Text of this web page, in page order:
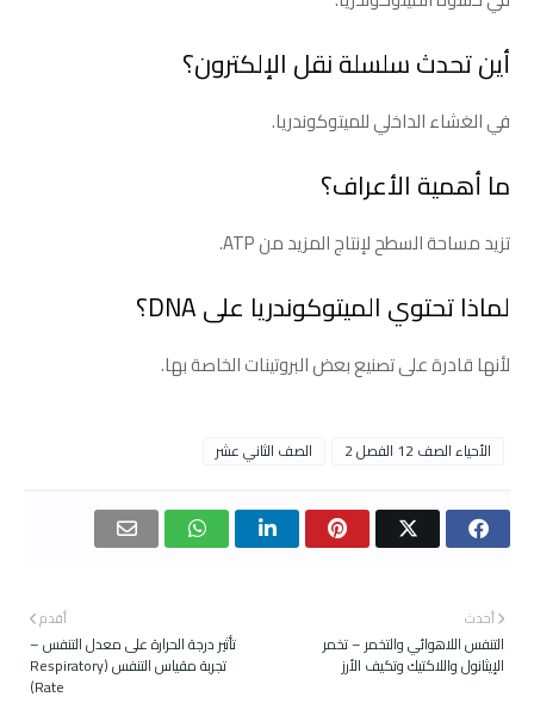
أين تحدث سلسلة نقل الإلكترون؟
في الغشاء الداخلي للميتوكوندريا.
ما أهمية الأعراف؟
تزيد مساحة السطح لإنتاج المزيد من ATP.
لماذا تحتوي الميتوكوندريا على DNA؟
لأنها قادرة على تصنيع بعض البروتينات الخاصة بها.
الأحياء الصف 12 الفصل 2 الصف الثاني عشر
أحدث
التنفس اللاهوائي والتخمر – تخمر
الإيثانول واللاكتيك وتكيف الأرز
أقدم
تأثير درجة الحرارة على معدل التنفس –
تجربة مقياس التنفس (Respiratory
Rate)